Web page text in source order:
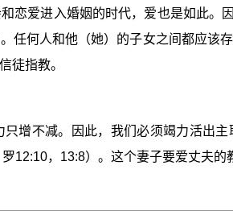
恋爱进入婚姻的时代，爱也是如此
任何人和他（她）的子女之间都应该
徒指教。
增不减。因此，我们必须竭力活
12:10，13:8）。这个妻子要爱丈夫